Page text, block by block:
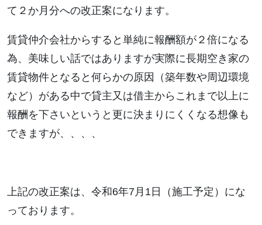
て２か月分への改正案になります。
賃貸仲介会社からすると単純に報酬額が２倍になる
為、美味しい話ではありますが実際に長期空き家の
賃貸物件となると何らかの原因（築年数や周辺環境
など）がある中で貸主又は借主からこれまで以上に
報酬を下さいというと更に決まりにくくなる想像も
できますが、、、、
上記の改正案は、令和6年7月1日（施工予定）にな
っております。